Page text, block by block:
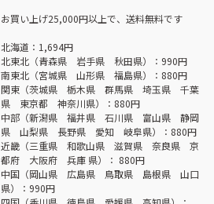
お買い上げ25,000円以上で、送料無料です
北海道：1,694円
北東北（青森県 岩手県 秋田県）：990円
南東北（宮城県 山形県 福島県）：880円
関東（茨城県 栃木県 群馬県 埼玉県 千葉
県 東京都 神奈川県）：880円
中部（新潟県 福井県 石川県 富山県 静岡
県 山梨県 長野県 愛知 岐阜県）：880円
近畿（三重県 和歌山県 滋賀県 奈良県 京
都府 大阪府 兵庫 県）： 880円
中国（岡山県 広島県 鳥取県 島根県 山口
県）：990円